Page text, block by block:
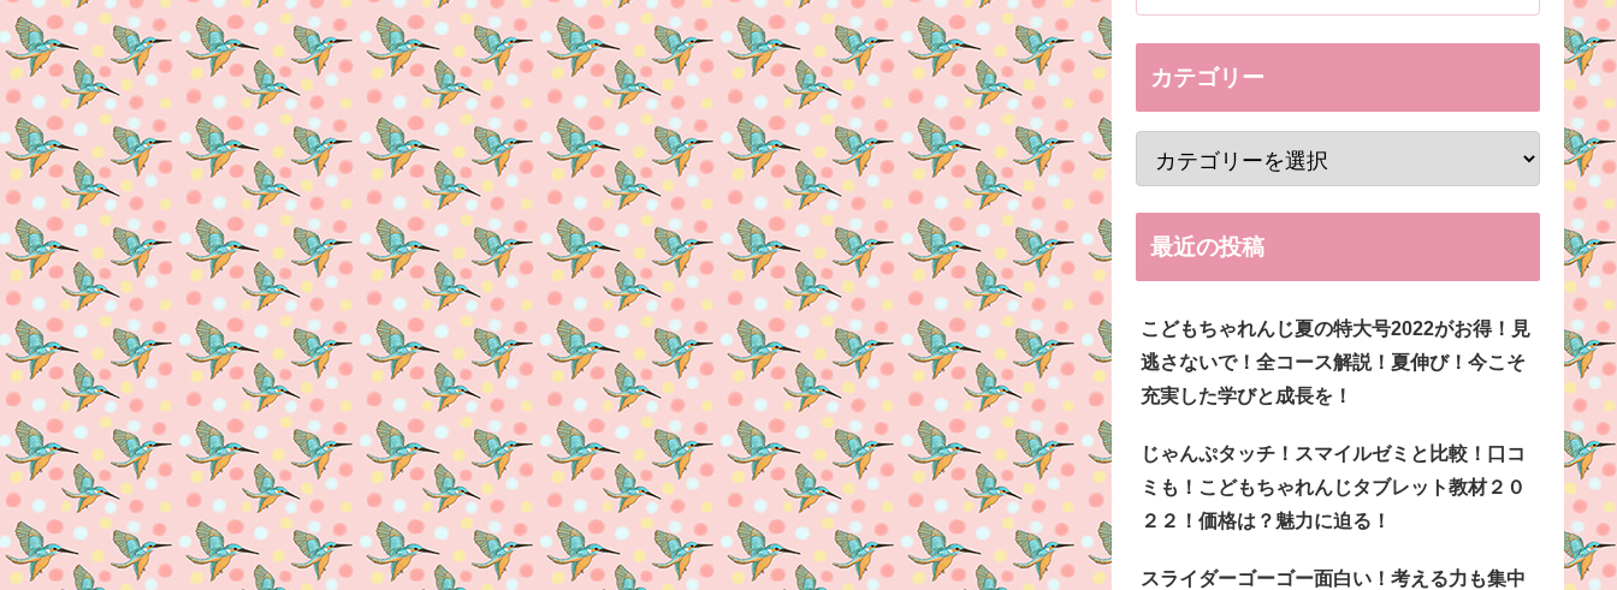
カテゴリー
最近の投稿
こどもちゃれんじ夏の特大号2022がお得！見
逃さないで！全コース解説！夏伸び！今こそ
充実した学びと成長を！
じゃんぷタッチ！スマイルゼミと比較！口コ
ミも！こどもちゃれんじタブレット教材２０
２２！価格は？魅力に迫る！
スライダーゴーゴー面白い！考える力も集中